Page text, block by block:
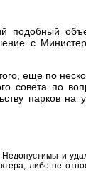
подобный
с
еще по
совета по
парков на
Недопустимы и
либо не